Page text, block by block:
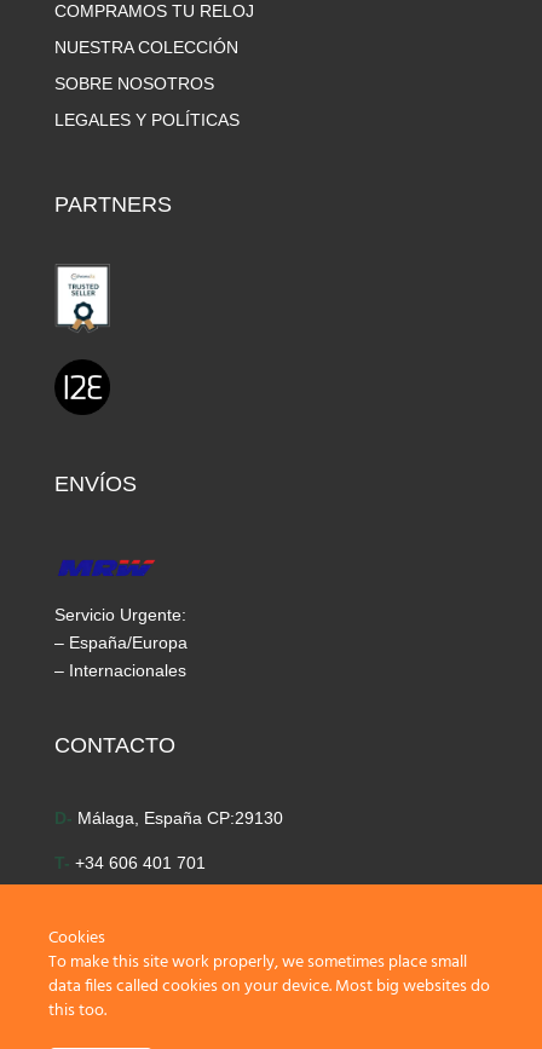
COMPRAMOS TU RELOJ
NUESTRA COLECCIÓN
SOBRE NOSOTROS
LEGALES Y POLÍTICAS
PARTNERS
ENVÍOS
Servicio Urgente:
– España/Europa
– Internacionales
CONTACTO
D- Málaga, España CP:29130
T- +34 606 401 701
Cookies
To make this site work properly, we sometimes place small
data files called cookies on your device. Most big websites do
this too.